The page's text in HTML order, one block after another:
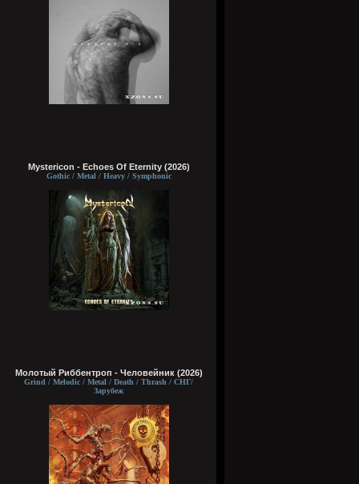
Mystericon - Echoes Of Eternity (2026)
Gothic / Metal / Heavy / Symphonic
Молотый Риббентроп - Человейник (2026)
Grind / Melodic / Metal / Death / Thrash / СНГ/
Зарубеж